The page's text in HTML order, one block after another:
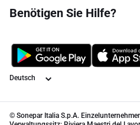
Benötigen Sie Hilfe?
Sprache
© Sonepar Italia S.p.A.